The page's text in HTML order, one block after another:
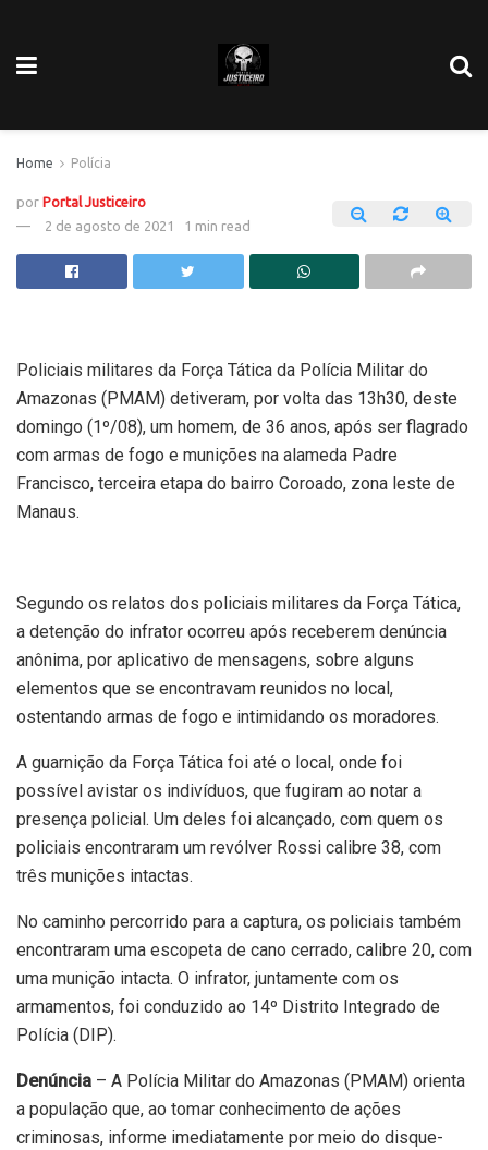
Home Polícia
por Portal Justiceiro
2 de agosto de 2021
1 min read
Policiais militares da Força Tática da Polícia Militar do
Amazonas (PMAM) detiveram, por volta das 13h30, deste
domingo (1º/08), um homem, de 36 anos, após ser flagrado
com armas de fogo e munições na alameda Padre
Francisco, terceira etapa do bairro Coroado, zona leste de
Manaus.
Segundo os relatos dos policiais militares da Força Tática,
a detenção do infrator ocorreu após receberem denúncia
anônima, por aplicativo de mensagens, sobre alguns
elementos que se encontravam reunidos no local,
ostentando armas de fogo e intimidando os moradores.
A guarnição da Força Tática foi até o local, onde foi
possível avistar os indivíduos, que fugiram ao notar a
presença policial. Um deles foi alcançado, com quem os
policiais encontraram um revólver Rossi calibre 38, com
três munições intactas.
No caminho percorrido para a captura, os policiais também
encontraram uma escopeta de cano cerrado, calibre 20, com
uma munição intacta. O infrator, juntamente com os
armamentos, foi conduzido ao 14º Distrito Integrado de
Polícia (DIP).
Denúncia – A Polícia Militar do Amazonas (PMAM) orienta
a população que, ao tomar conhecimento de ações
criminosas, informe imediatamente por meio do disque-